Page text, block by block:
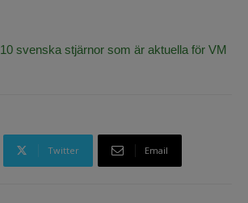
10 svenska stjärnor som är aktuella för VM
Twitter Email